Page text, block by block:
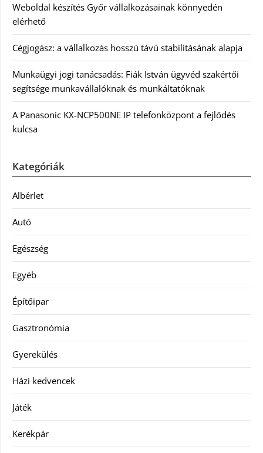
Weboldal készítés Győr vállalkozásainak könnyedén
elérhető
Cégjogász: a vállalkozás hosszú távú stabilitásának alapja
Munkaügyi jogi tanácsadás: Fiák István ügyvéd szakértői
segítsége munkavállalóknak és munkáltatóknak
A Panasonic KX-NCP500NE IP telefonközpont a fejlődés
kulcsa
Kategóriák
Albérlet
Autó
Egészség
Egyéb
Építőipar
Gasztronómia
Gyerekülés
Házi kedvencek
Játék
Kerékpár